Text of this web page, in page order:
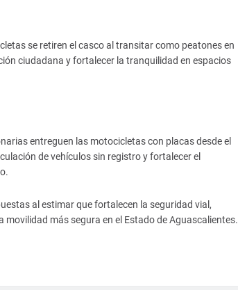
se retiren el casco al transitar como peatones en
ciudadana y fortalecer la tranquilidad en espacios
entreguen las motocicletas con placas desde el
de vehículos sin registro y fortalecer el
al estimar que fortalecen la seguridad vial,
más segura en el Estado de Aguascalientes.